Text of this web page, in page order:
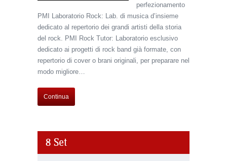
perfezionamento
PMI Laboratorio Rock: Lab. di musica d’insieme
dedicato al repertorio dei grandi artisti della storia
del rock. PMI Rock Tutor: Laboratorio esclusivo
dedicato ai progetti di rock band già formate, con
repertorio di cover o brani originali, per preparare nel
modo migliore…
Continua
8 Set